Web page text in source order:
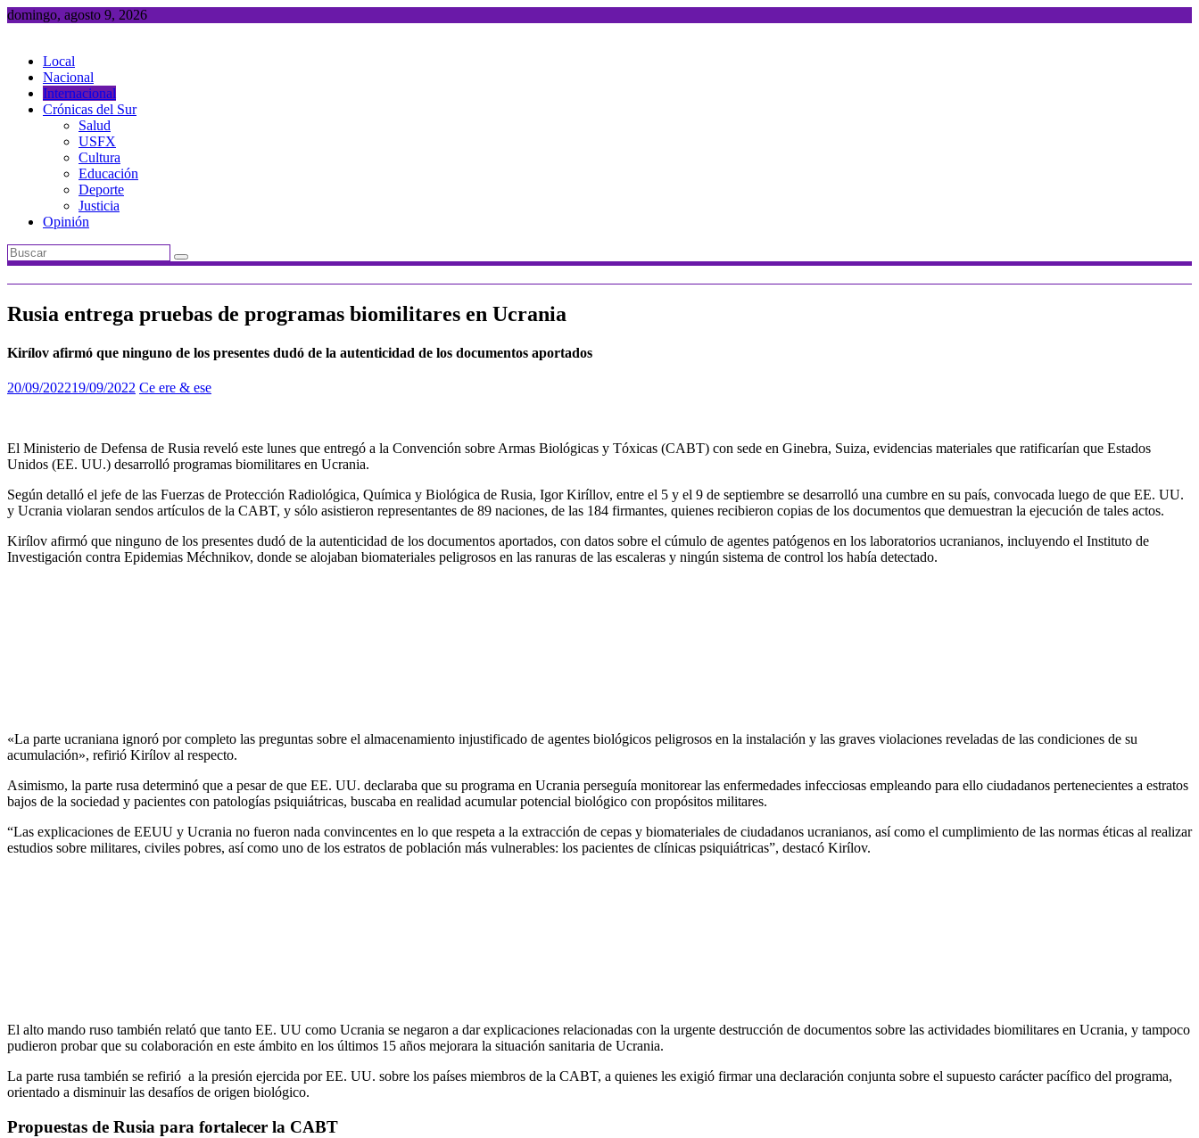
Saltar
domingo, agosto 9, 2026
Local
Nacional
Internacional
Crónicas del Sur
Salud
USFX
Cultura
Educación
Deporte
Justicia
Opinión
Rusia entrega pruebas de programas biomilitares en Ucrania
Kirílov afirmó que ninguno de los presentes dudó de la autenticidad de los documentos aportados
20/09/202219/09/2022 Ce ere & ese
El Ministerio de Defensa de Rusia reveló este lunes que entregó a la Convención sobre Armas Biológicas y Tóxicas (CABT) con sede en Ginebra, Suiza, evidencias materiales que ratificarían que Estados
Unidos (EE. UU.) desarrolló programas biomilitares en Ucrania.
Según detalló el jefe de las Fuerzas de Protección Radiológica, Química y Biológica de Rusia, Igor Kiríllov, entre el 5 y el 9 de septiembre se desarrolló una cumbre en su país, convocada luego de que EE. UU.
y Ucrania violaran sendos artículos de la CABT, y sólo asistieron representantes de 89 naciones, de las 184 firmantes, quienes recibieron copias de los documentos que demuestran la ejecución de tales actos.
Kirílov afirmó que ninguno de los presentes dudó de la autenticidad de los documentos aportados, con datos sobre el cúmulo de agentes patógenos en los laboratorios ucranianos, incluyendo el Instituto de
Investigación contra Epidemias Méchnikov, donde se alojaban biomateriales peligrosos en las ranuras de las escaleras y ningún sistema de control los había detectado.
«La parte ucraniana ignoró por completo las preguntas sobre el almacenamiento injustificado de agentes biológicos peligrosos en la instalación y las graves violaciones reveladas de las condiciones de su
acumulación», refirió Kirílov al respecto.
Asimismo, la parte rusa determinó que a pesar de que EE. UU. declaraba que su programa en Ucrania perseguía monitorear las enfermedades infecciosas empleando para ello ciudadanos pertenecientes a estratos
bajos de la sociedad y pacientes con patologías psiquiátricas, buscaba en realidad acumular potencial biológico con propósitos militares.
“Las explicaciones de EEUU y Ucrania no fueron nada convincentes en lo que respeta a la extracción de cepas y biomateriales de ciudadanos ucranianos, así como el cumplimiento de las normas éticas al realizar
estudios sobre militares, civiles pobres, así como uno de los estratos de población más vulnerables: los pacientes de clínicas psiquiátricas”, destacó Kirílov.
El alto mando ruso también relató que tanto EE. UU como Ucrania se negaron a dar explicaciones relacionadas con la urgente destrucción de documentos sobre las actividades biomilitares en Ucrania, y tampoco
pudieron probar que su colaboración en este ámbito en los últimos 15 años mejorara la situación sanitaria de Ucrania.
La parte rusa también se refirió a la presión ejercida por EE. UU. sobre los países miembros de la CABT, a quienes les exigió firmar una declaración conjunta sobre el supuesto carácter pacífico del programa,
orientado a disminuir las desafíos de origen biológico.
Propuestas de Rusia para fortalecer la CABT